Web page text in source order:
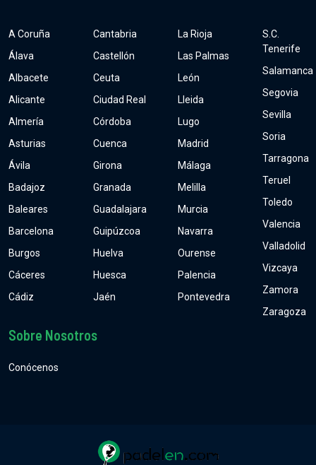
A Coruña
Álava
Albacete
Alicante
Almería
Asturias
Ávila
Badajoz
Baleares
Barcelona
Burgos
Cáceres
Cádiz
Cantabria
Castellón
Ceuta
Ciudad Real
Córdoba
Cuenca
Girona
Granada
Guadalajara
Guipúzcoa
Huelva
Huesca
Jaén
La Rioja
Las Palmas
León
Lleida
Lugo
Madrid
Málaga
Melilla
Murcia
Navarra
Ourense
Palencia
Pontevedra
S.C.
Tenerife
Salamanca
Segovia
Sevilla
Soria
Tarragona
Teruel
Toledo
Valencia
Valladolid
Vizcaya
Zamora
Zaragoza
Sobre Nosotros
Conócenos